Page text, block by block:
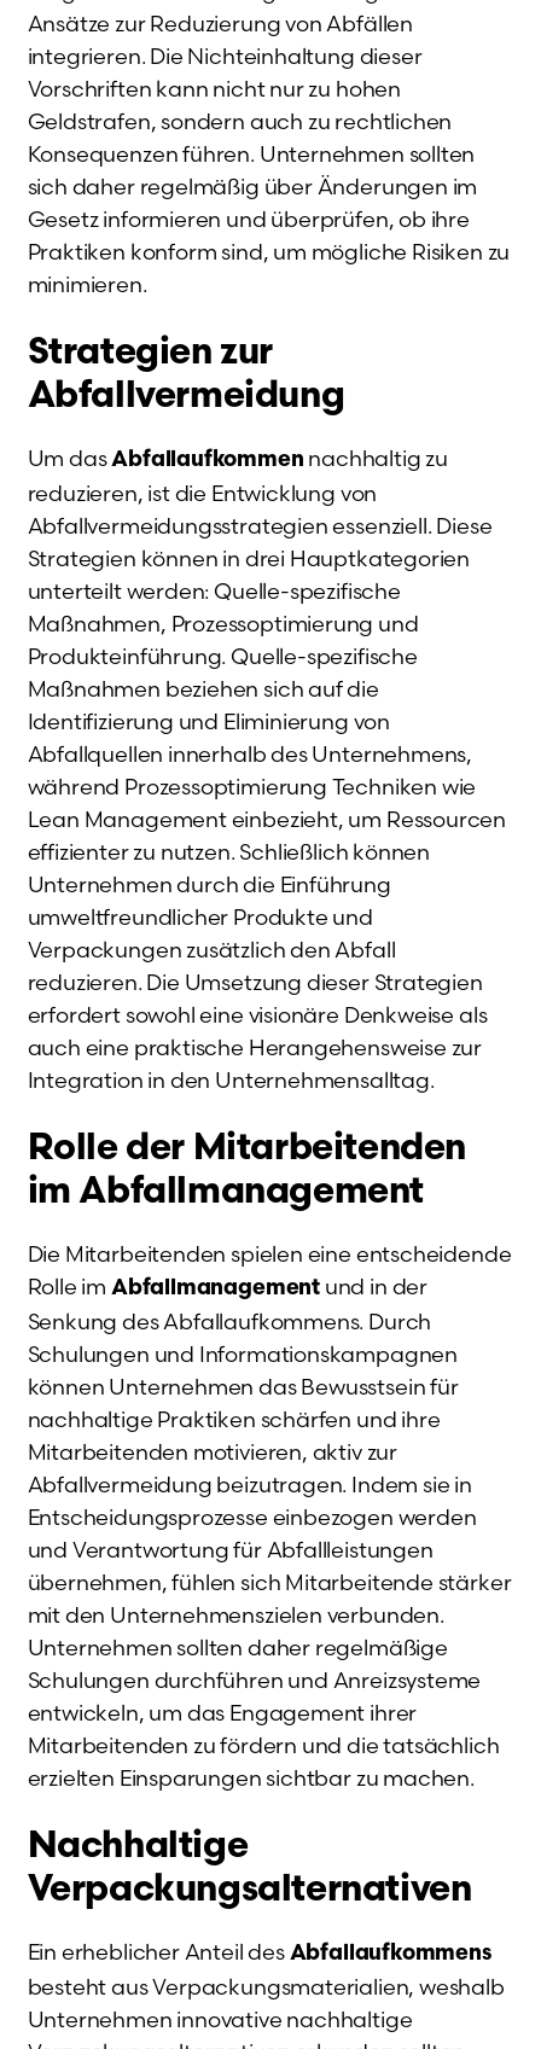
Ansätze zur Reduzierung von Abfällen
integrieren. Die Nichteinhaltung dieser
Vorschriften kann nicht nur zu hohen
Geldstrafen, sondern auch zu rechtlichen
Konsequenzen führen. Unternehmen sollten
sich daher regelmäßig über Änderungen im
Gesetz informieren und überprüfen, ob ihre
Praktiken konform sind, um mögliche Risiken zu
minimieren.
Strategien zur
Abfallvermeidung
Um dasAbfallaufkommen nachhaltig zu
reduzieren, ist die Entwicklung von
Abfallvermeidungsstrategien essenziell. Diese
Strategien können in drei Hauptkategorien
unterteilt werden: Quelle-spezifische
Maßnahmen, Prozessoptimierung und
Produkteinführung. Quelle-spezifische
Maßnahmen beziehen sich auf die
Identifizierung und Eliminierung von
Abfallquellen innerhalb des Unternehmens,
während Prozessoptimierung Techniken wie
Lean Management einbezieht, um Ressourcen
effizienter zu nutzen. Schließlich können
Unternehmen durch die Einführung
umweltfreundlicher Produkte und
Verpackungen zusätzlich den Abfall
reduzieren. Die Umsetzung dieser Strategien
erfordert sowohl eine visionäre Denkweise als
auch eine praktische Herangehensweise zur
Integration in den Unternehmensalltag.
Rolle der Mitarbeitenden
im Abfallmanagement
Die Mitarbeitenden spielen eine entscheidende
Rolle im Abfallmanagement und in der
Senkung des Abfallaufkommens. Durch
Schulungen und Informationskampagnen
können Unternehmen das Bewusstsein für
nachhaltige Praktiken schärfen und ihre
Mitarbeitenden motivieren, aktiv zur
Abfallvermeidung beizutragen. Indem sie in
Entscheidungsprozesse einbezogen werden
und Verantwortung für Abfallleistungen
übernehmen, fühlen sich Mitarbeitende stärker
mit den Unternehmenszielen verbunden.
Unternehmen sollten daher regelmäßige
Schulungen durchführen und Anreizsysteme
entwickeln, um das Engagement ihrer
Mitarbeitenden zu fördern und die tatsächlich
erzielten Einsparungen sichtbar zu machen.
Nachhaltige
Verpackungsalternativen
Ein erheblicher Anteil des Abfallaufkommens
besteht aus Verpackungsmaterialien, weshalb
Unternehmen innovative nachhaltige